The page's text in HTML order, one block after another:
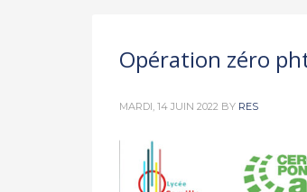
Opération zéro
MARDI, 14 JUIN 2022 BY RES